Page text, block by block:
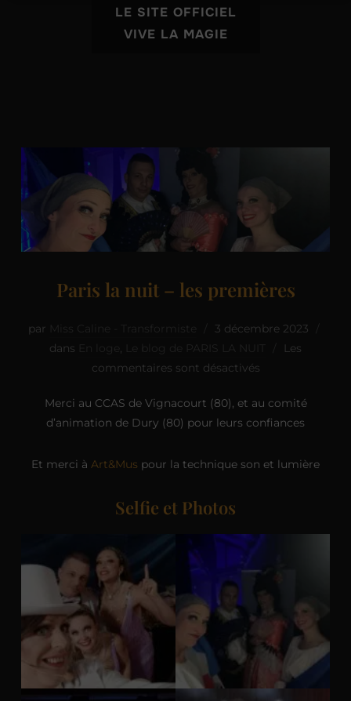
LE SITE OFFICIEL
VIVE LA MAGIE
Paris la nuit – les premières
par
3 décembre 2023
dans
Les
commentaires sont désactivés
Merci au CCAS de Vignacourt (80), et au comité
d’animation de Dury (80) pour leurs confiances
Et merci à Art&Mus pour la technique son et lumière
Selfie et Photos